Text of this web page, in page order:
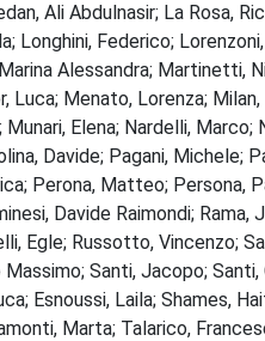
Ali Abdulnasir; La Rosa,
Longhini, Federico;
Alessandra; Martinetti,
Luca; Menato, Lorenza;
Munari, Elena; Nardelli,
Davide; Pagani, Michele;
Perona, Matteo; Persona,
Davide Raimondi;
Egle; Russotto, Vincenzo;
Santi, Jacopo;
Esnoussi, Laila; Shames,
Marta; Talarico,